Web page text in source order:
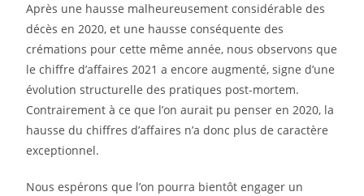
Après une hausse malheureusement considérable des
décès en 2020, et une hausse conséquente des
crémations pour cette même année, nous observons que
le chiffre d’affaires 2021 a encoreaugmenté, signe d’une
évolution structurelle des pratiques post-mortem.
Contrairement à ce que l’on aurait pu penser en 2020, la
hausse du chiffres d’affaires n’a donc plus de caractère
exceptionnel.
Nous espérons que l’on pourra bientôt engager un